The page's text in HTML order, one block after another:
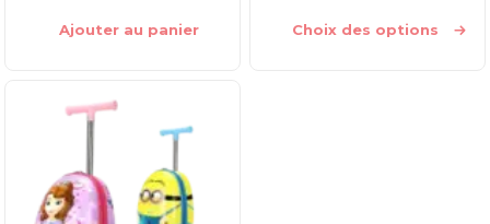
Ajouter au panier Choix des options